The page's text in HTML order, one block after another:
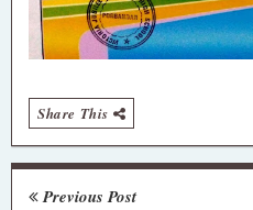
Share This
Previous Post